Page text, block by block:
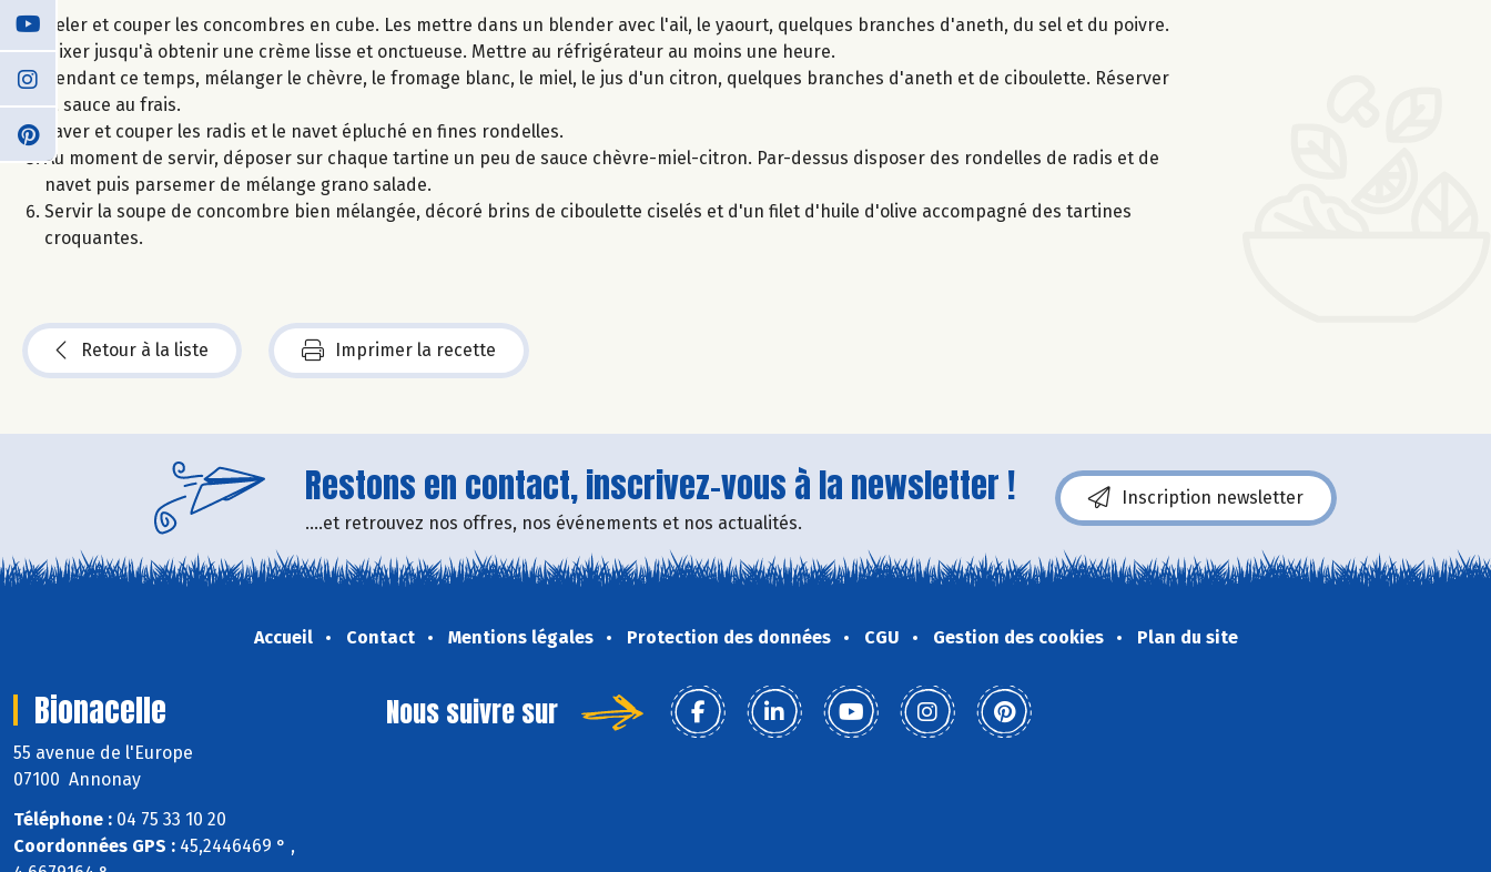
Peler et couper les concombres en cube. Les mettre dans un blender avec l'ail, le yaourt, quelques branches d'aneth, du sel et du poivre.
Mixer jusqu'à obtenir une crème lisse et onctueuse. Mettre au réfrigérateur au moins une heure.
Pendant ce temps, mélanger le chèvre, le fromage blanc, le miel, le jus d'un citron, quelques branches d'aneth et de ciboulette. Réserver
la sauce au frais.
Laver et couper les radis et le navet épluché en fines rondelles.
Au moment de servir, déposer sur chaque tartine un peu de sauce chèvre-miel-citron. Par-dessus disposer des rondelles de radis et de
navet puis parsemer de mélange grano salade.
Servir la soupe de concombre bien mélangée, décoré brins de ciboulette ciselés et d'un filet d'huile d'olive accompagné des tartines
croquantes.
Retour à la liste Imprimer la recette
Restons en contact, inscrivez-vous à la newsletter !
....et retrouvez nos offres, nos événements et nos actualités.
Inscription newsletter
Accueil Contact Mentions légales Protection des données CGU Gestion des cookies Plan du site
Bionacelle
55 avenue de l'Europe
07100 Annonay
Téléphone : 04 75 33 10 20
Coordonnées GPS : 45,2446469 ° ,
Nous suivre sur